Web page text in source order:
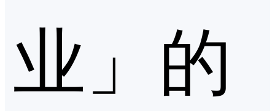
业」的